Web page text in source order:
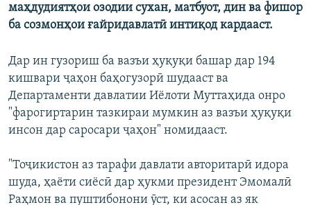
маҳдудиятҳои озодии сухан, матбуот, дин ва фишор
ба созмонҳои ғайридавлатӣ интиқод кардааст.
Дар ин гузориш ба вазъи ҳуқуқи башар дар 194
кишвари ҷаҳон баҳогузорӣ шудааст ва
Департаменти давлатии Иёлоти Муттаҳида онро
"фарогиртарин тазкираи мумкин аз вазъи ҳуқуқи
инсон дар саросари ҷаҳон" номидааст.
"Тоҷикистон аз тарафи давлати авторитарӣ идора
шуда, ҳаёти сиёсӣ дар ҳукми президент Эмомалӣ
Раҳмон ва пуштибонони ӯст, ки асосан аз як